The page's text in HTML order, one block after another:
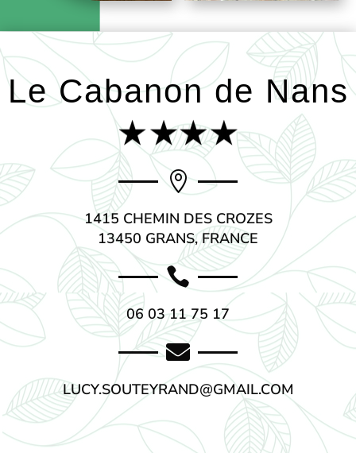
Le Cabanon de Nans

1415 CHEMIN DES CROZES
13450 GRANS, FRANCE

06 03 11 75 17

LUCY.SOUTEYRAND@GMAIL.COM